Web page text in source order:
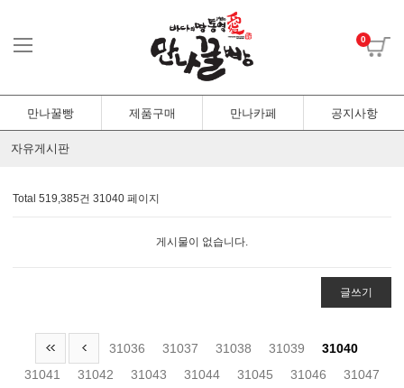
0
만나꿀빵 제품구매 만나카페 공지사항
자유게시판
Total 519,385건 31040 페이지
게시물이 없습니다.
글쓰기
31036 31037 31038 31039
31040
31041
31042 31043 31044 31045 31046
31047